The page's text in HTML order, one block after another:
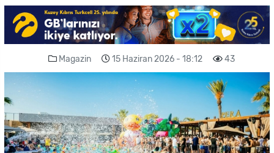
Magazin 15 Haziran 2026 - 18:12 43